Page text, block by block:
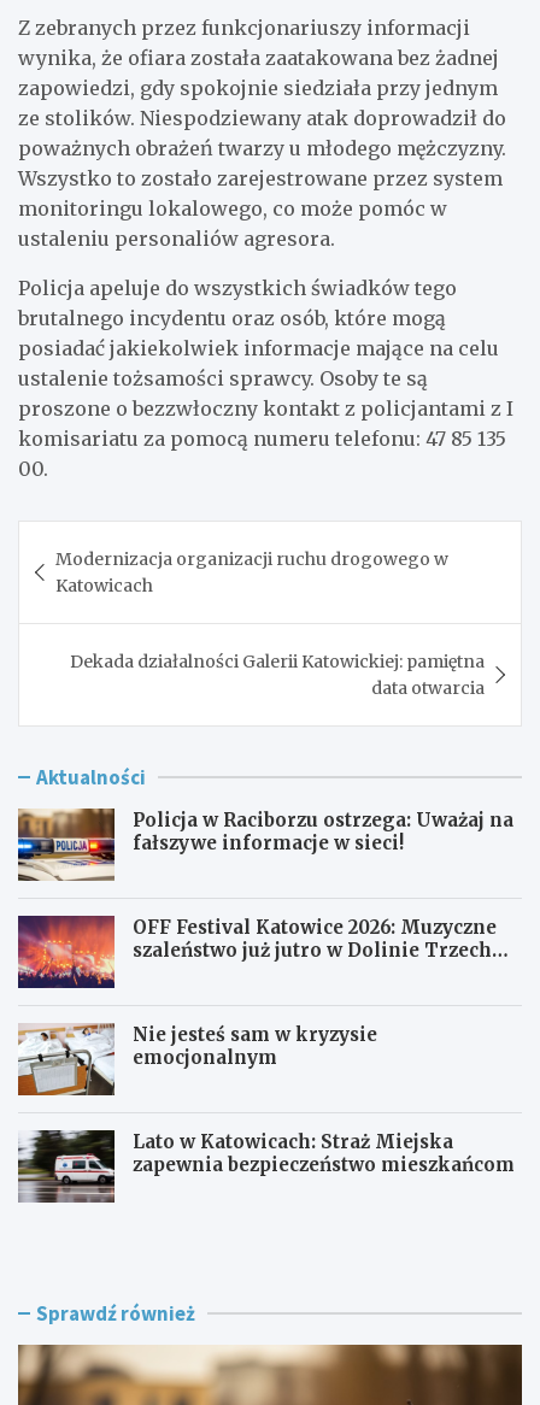
Z zebranych przez funkcjonariuszy informacji
wynika, że ofiara została zaatakowana bez żadnej
zapowiedzi, gdy spokojnie siedziała przy jednym
ze stolików. Niespodziewany atak doprowadził do
poważnych obrażeń twarzy u młodego mężczyzny.
Wszystko to zostało zarejestrowane przez system
monitoringu lokalowego, co może pomóc w
ustaleniu personaliów agresora.
Policja apeluje do wszystkich świadków tego
brutalnego incydentu oraz osób, które mogą
posiadać jakiekolwiek informacje mające na celu
ustalenie tożsamości sprawcy. Osoby te są
proszone o bezzwłoczny kontakt z policjantami z I
komisariatu za pomocą numeru telefonu: 47 85 135
00.
wpisu
Modernizacja organizacji ruchu drogowego w
Katowicach
Dekada działalności Galerii Katowickiej: pamiętna
data otwarcia
Aktualności
Policja w Raciborzu ostrzega: Uważaj na
fałszywe informacje w sieci!
OFF Festival Katowice 2026: Muzyczne
szaleństwo już jutro w Dolinie Trzech
Nie jesteś sam w kryzysie
emocjonalnym
Lato w Katowicach: Straż Miejska
zapewnia bezpieczeństwo mieszkańcom
P
j
w
R
O
s
i
v
Sprawdź również